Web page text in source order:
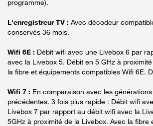
programme).
L'enregistreur TV : Avec décodeur
conservés 36 mois.
Wifi 6E : Débit wifi avec une Livebox 6 par
avec la Livebox 5. Débit en 5 GHz à
la fibre et équipements compatibles Wifi 6E.
Wifi 7 : En comparaison avec les
précédentes. 3 fois plus rapide : Débit wifi
Livebox 7 par rapport au débit wifi avec la
5GHz à proximité de la Livebox. Avec la fibre